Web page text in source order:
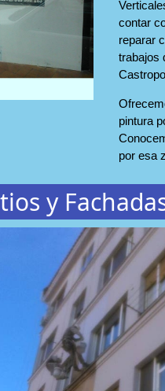
contar
reparar
trabajos
pintura
por esa
y